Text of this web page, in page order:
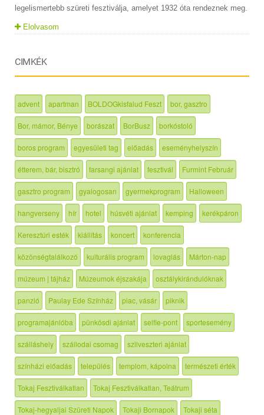
legelismertebb szüreti fesztiválja, amelyet 1932 óta rendeznek meg.
Elolvasom
CIMKÉK
advent apartman BOLDOGkisfalud Feszt bor, gasztro
Bor, mámor, Bénye borászat BorBusz borkóstoló
boros program egyesületi tag előadás eseményhelyszín
étterem, bár, bisztró farsangi ajánlat fesztivál Furmint Február
gasztro program gyalogosan gyermekprogram Halloween
hangverseny hír hotel húsvéti ajánlat kemping kerékpáron
Keresztúri esték kiállítás koncert konferencia
közönségtalálkozó kulturális program lovaglás Márton-nap
múzeum | tájház Múzeumok éjszakája osztálykirándulóknak
panzió Paulay Ede Színház piac, vásár piknik
programajánlóba pünkösdi ajánlat selfie-pont sportesemény
szálláshely szállodai csomag szilveszteri ajánlat
színházi előadás település templom, kápolna természeti érték
Tokaj Fesztiválkatlan Tokaj Fesztiválkatlan, Teátrum
Tokaj-hegyaljai Szüreti Napok Tokaji Bornapok Tokaji séta